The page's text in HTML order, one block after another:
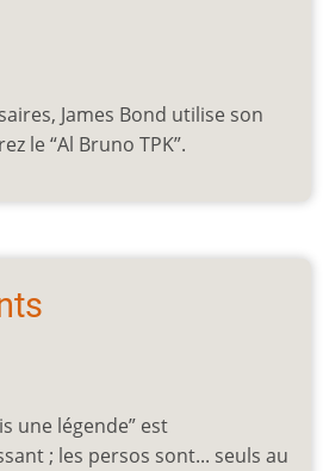
James Bond utilise son
le “Al Bruno TPK”.
une légende” est
; les persos sont... seuls au